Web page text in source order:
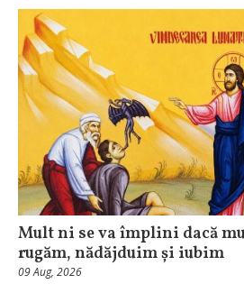
Mult ni se va împlini dacă
rugăm, nădăjduim și iubim
09 Aug, 2026